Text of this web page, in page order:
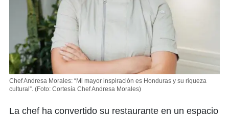
Chef Andresa Morales: “Mi mayor inspiración es Honduras y su riqueza
cultural”. (Foto: Cortesía Chef Andresa Morales)
La chef ha convertido su restaurante en un espacio